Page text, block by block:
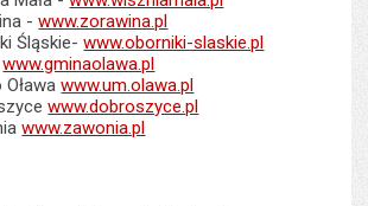
-www.zorawina.pl
Śląskie-www.oborniki-slaskie.pl
www.gminaolawa.pl
Oławawww.um.olawa.pl
www.dobroszyce.pl
www.zawonia.pl